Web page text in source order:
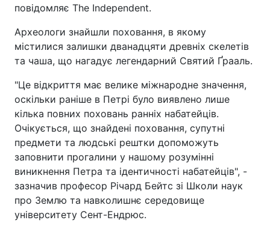
повідомляє The Independent.
Археологи знайшли поховання, в якому
містилися залишки дванадцяти древніх скелетів
та чаша, що нагадує легендарний Святий Ґрааль.
"Це відкриття має велике міжнародне значення,
оскільки раніше в Петрі було виявлено лише
кілька повних поховань ранніх набатейців.
Очікується, що знайдені поховання, супутні
предмети та людські рештки допоможуть
заповнити прогалини у нашому розумінні
виникнення Петра та ідентичності набатейців", -
зазначив професор Річард Бейтс зі Школи наук
про Землю та навколишнє середовище
університету Сент-Ендрюс.